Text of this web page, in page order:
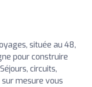
située au 48,
pour construire
circuits,
mesure vous